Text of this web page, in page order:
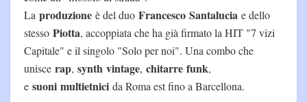
La produzione è del duo Francesco Santalucia e dello
stesso Piotta, accoppiata che ha già firmato la HIT "7 vizi
Capitale" e il singolo "Solo per noi". Una combo che
unisce rap, synth vintage, chitarre funk,
e suoni multietnici da Roma est fino a Barcellona.